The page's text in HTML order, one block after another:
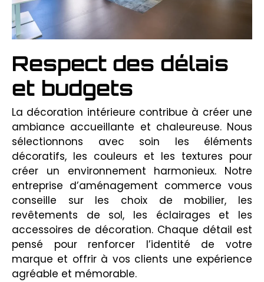
Respect des délais
et budgets
La décoration intérieure contribue à créer une
ambiance accueillante et chaleureuse. Nous
sélectionnons avec soin les éléments
décoratifs, les couleurs et les textures pour
créer un environnement harmonieux. Notre
entreprise d’aménagement commerce vous
conseille sur les choix de mobilier, les
revêtements de sol, les éclairages et les
accessoires de décoration. Chaque détail est
pensé pour renforcer l’identité de votre
marque et offrir à vos clients une expérience
agréable et mémorable.